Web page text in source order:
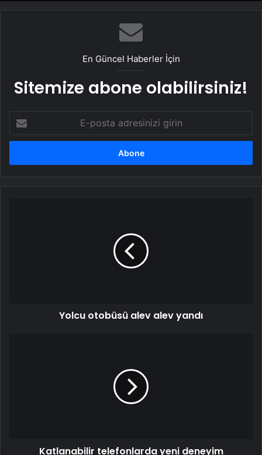
En Güncel Haberler İçin
Sitemize abone olabilirsiniz!
posta
adresinizi
Yolcu otobüsü alev alev yandı
Katlanabilir telefonlarda yeni deneyim